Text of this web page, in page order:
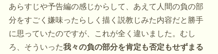
あらすじや予告編の感じからして、あえて人間の負の部
分をすごく嫌味ったらしく描く説教じみた内容だと勝手
に思っていたのですが、これが全く違いました。むし
ろ、そういった我々の負の部分を肯定も否定もせずまる